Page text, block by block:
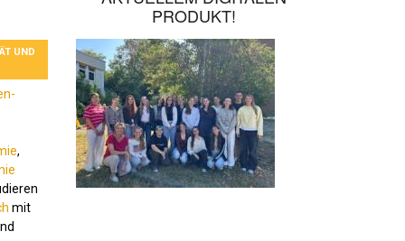
UND
,
mit
PRODUKT!